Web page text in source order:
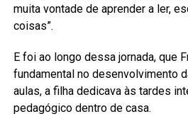
muita vontade de aprender a ler,
coisas”.
E foi ao longo dessa jornada, que
fundamental no desenvolvimento
aulas, a filha dedicava às tardes
pedagógico dentro de casa.